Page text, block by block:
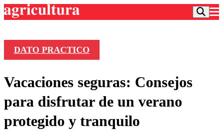
Frecuencias
Agricultura TV
Deportes
Colo Colo
Entretención
DATO PRACTICO
Vacaciones seguras: Consejos
para disfrutar de un verano
protegido y tranquilo